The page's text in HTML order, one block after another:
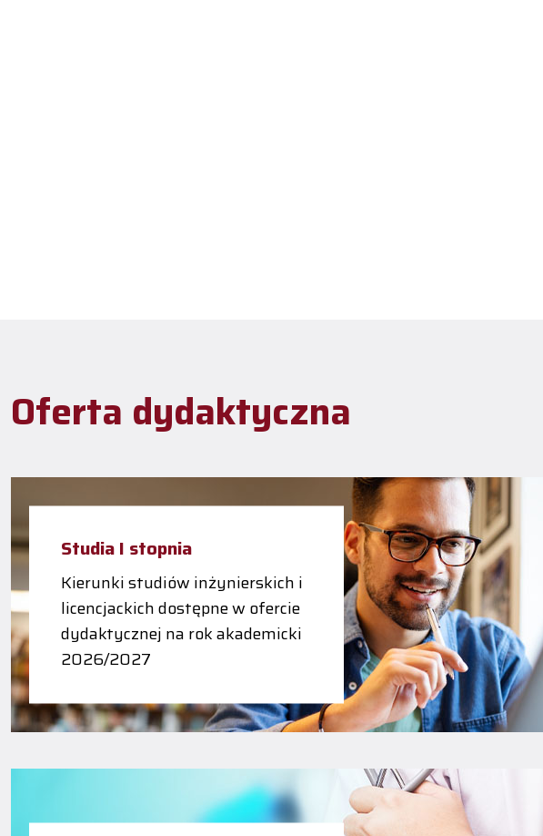
Oferta dydaktyczna
Studia I stopnia
Kierunki studiów inżynierskich i
licencjackich dostępne w ofercie
dydaktycznej na rok akademicki
2026/2027